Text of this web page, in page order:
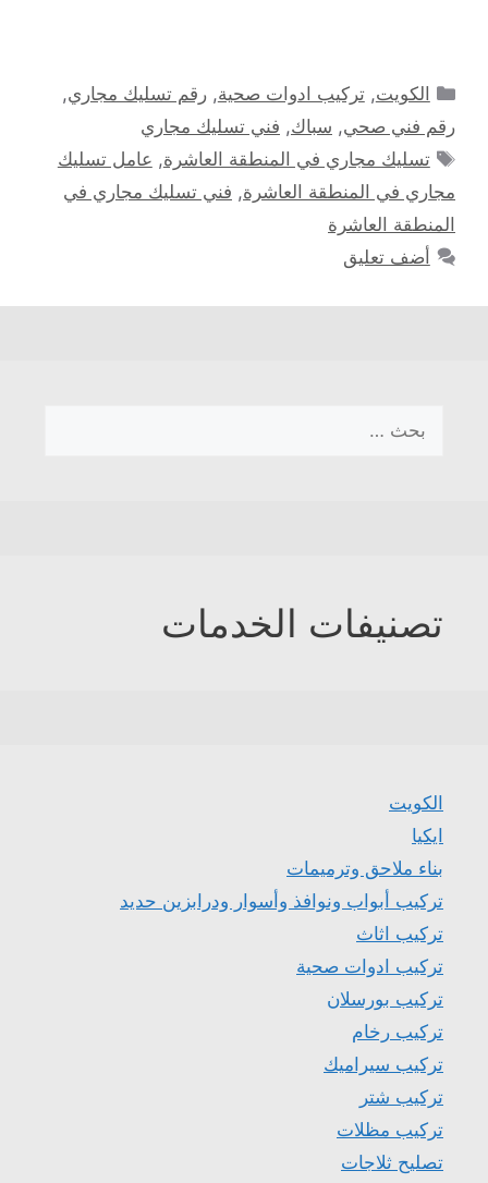
التصنيفات
الكويت,تركيب ادوات صحية,رقم تسليك مجاري,
رقم فني صحي, سباك, فني تسليك مجاري
الوسوم
تسليك مجاري في المنطقة العاشرة, عامل تسليك
مجاري في المنطقة العاشرة, فني تسليك مجاري في
المنطقة العاشرة
أضف تعليق
عن:
تصنيفات الخدمات
الكويت
ايكيا
بناء ملاحق وترميمات
تركيب أبواب ونوافذ وأسوار ودرابزين حديد
تركيب اثاث
تركيب ادوات صحية
تركيب بورسلان
تركيب رخام
تركيب سيراميك
تركيب شتر
تركيب مظلات
تصليح ثلاجات